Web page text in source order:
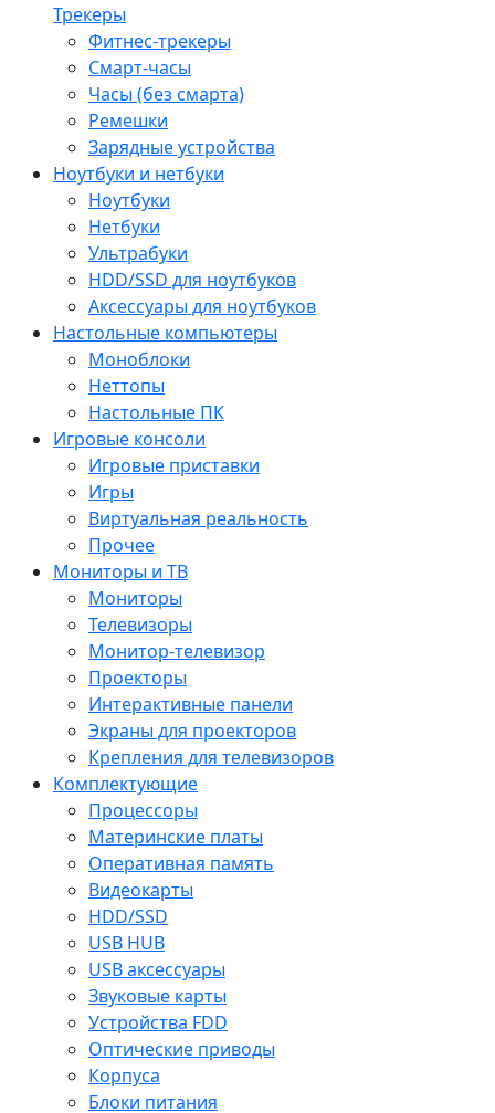
Трекеры
Фитнес-трекеры
Смарт-часы
Часы (без смарта)
Ремешки
Зарядные устройства
Ноутбуки и нетбуки
Ноутбуки
Нетбуки
Ультрабуки
HDD/SSD для ноутбуков
Аксессуары для ноутбуков
Настольные компьютеры
Моноблоки
Неттопы
Настольные ПК
Игровые консоли
Игровые приставки
Игры
Виртуальная реальность
Прочее
Мониторы и ТВ
Мониторы
Телевизоры
Монитор-телевизор
Проекторы
Интерактивные панели
Экраны для проекторов
Крепления для телевизоров
Комплектующие
Процессоры
Материнские платы
Оперативная память
Видеокарты
HDD/SSD
USB HUB
USB аксессуары
Звуковые карты
Устройства FDD
Оптические приводы
Корпуса
Блоки питания